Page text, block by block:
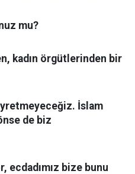
mu?
kadın örgütlerinden bir
İslam
de biz
ecdadımız bize bunu